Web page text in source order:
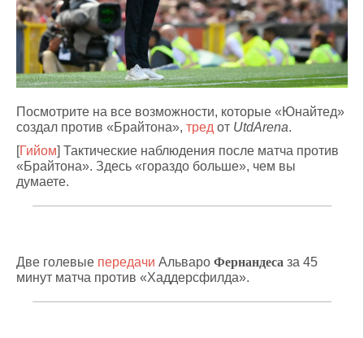
Посмотрите на все возможности, которые «Юнайтед»
создал против «Брайтона», тред от UtdArena.
[Гийом] Тактические наблюдения после матча против
«Брайтона». Здесь «гораздо больше», чем вы
думаете.
Две голевые передачи Альваро Фернандеса за 45
минут матча против «Хаддерсфилда».